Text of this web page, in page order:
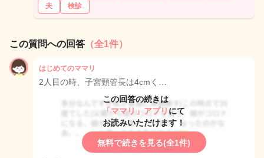
夫
検診
この質問への回答 （全1件）
はじめてのママリ
2人目の時、子宮頸管長は4cmく…
この回答の続きは
「ママリ」アプリ にて
お読みいただけます！
無料で続きを見る(全1件)